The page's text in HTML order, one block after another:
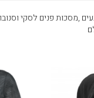
,מסכות פנים לסקי